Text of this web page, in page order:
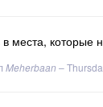
места, которые
Meherbaan –